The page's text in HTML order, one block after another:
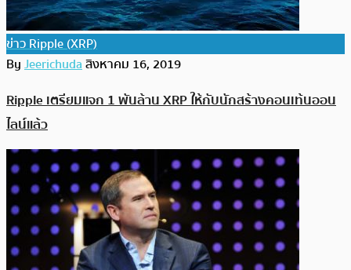
ข่าว Ripple (XRP)
ByJeerichudaสิงหาคม 16, 2019
Ripple เตรียมแจก 1 พันล้าน XRP ให้กับนักสร้างคอนเท้นออน
ไลน์แล้ว